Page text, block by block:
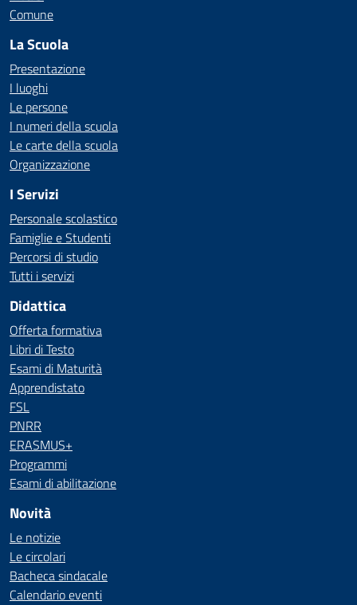
Comune
La Scuola
Presentazione
I luoghi
Le persone
I numeri della scuola
Le carte della scuola
Organizzazione
I Servizi
Personale scolastico
Famiglie e Studenti
Percorsi di studio
Tutti i servizi
Didattica
Offerta formativa
Libri di Testo
Esami di Maturità
Apprendistato
FSL
PNRR
ERASMUS+
Programmi
Esami di abilitazione
Novità
Le notizie
Le circolari
Bacheca sindacale
Calendario eventi